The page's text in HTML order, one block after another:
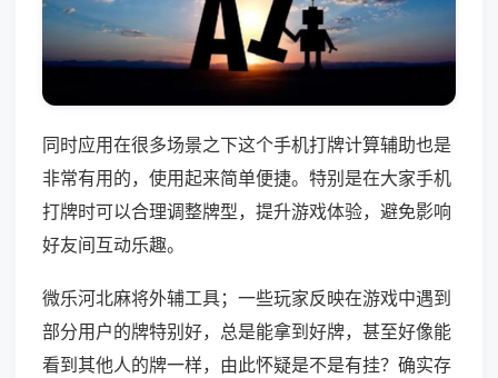
同时应用在很多场景之下这个手机打牌计算辅助也是
非常有用的，使用起来简单便捷。特别是在大家手机
打牌时可以合理调整牌型，提升游戏体验，避免影响
好友间互动乐趣。
微乐河北麻将外辅工具；一些玩家反映在游戏中遇到
部分用户的牌特别好，总是能拿到好牌，甚至好像能
看到其他人的牌一样，由此怀疑是不是有挂？确实存